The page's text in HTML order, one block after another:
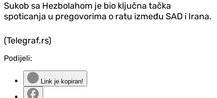
Sukob sa Hezbolahom je bio ključna tačka
spoticanja u pregovorima o ratu između SAD i Irana.
(Telegraf.rs)
Podijeli:
Link je kopiran!